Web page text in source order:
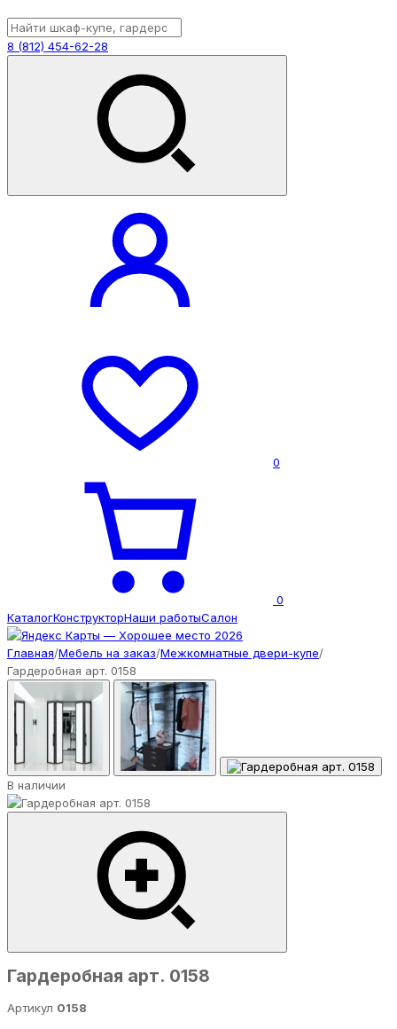
8 (812) 454-62-28
0
0
КаталогКонструкторНаши работыСалон
Главная/Мебель на заказ/Межкомнатные двери-купе/
Гардеробная арт. 0158
В наличии
Гардеробная арт. 0158
Артикул 0158